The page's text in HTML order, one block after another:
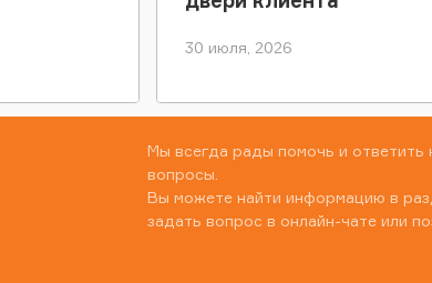
30 июля, 2026
Мы всегда рады помочь и ответить
вопросы.
Вы можете найти информацию в
задать вопрос в онлайн-чате или